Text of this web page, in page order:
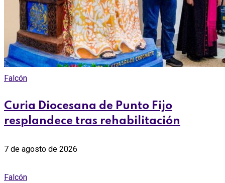
Falcón
Curia Diocesana de Punto Fijo
resplandece tras rehabilitación
7 de agosto de 2026
Falcón